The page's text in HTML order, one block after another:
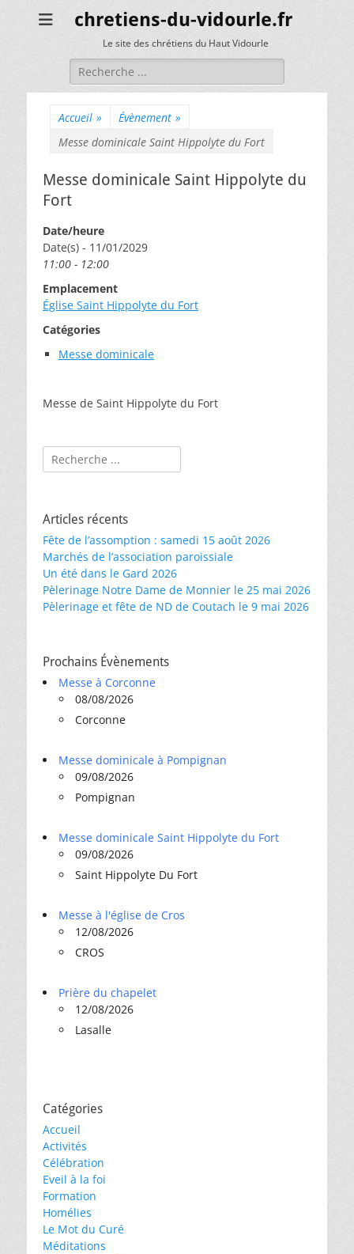
chretiens-du-vidourle.fr
Le site des chrétiens du Haut Vidourle
Rechercher :
Accueil » Évènement »
Messe dominicale Saint Hippolyte du Fort
Messe dominicale Saint Hippolyte du
Fort
Date/heure
Date(s) - 11/01/2029
11:00 - 12:00
Emplacement
Église Saint Hippolyte du Fort
Catégories
Messe dominicale
Messe de Saint Hippolyte du Fort
Rechercher :
Articles récents
Fête de l’assomption : samedi 15 août 2026
Marchés de l’association paroissiale
Un été dans le Gard 2026
Pèlerinage Notre Dame de Monnier le 25 mai 2026
Pèlerinage et fête de ND de Coutach le 9 mai 2026
Prochains Évènements
Messe à Corconne
08/08/2026
Corconne
Messe dominicale à Pompignan
09/08/2026
Pompignan
Messe dominicale Saint Hippolyte du Fort
09/08/2026
Saint Hippolyte Du Fort
Messe à l'église de Cros
12/08/2026
CROS
Prière du chapelet
12/08/2026
Lasalle
Catégories
Accueil
Activités
Célébration
Eveil à la foi
Formation
Homélies
Le Mot du Curé
Méditations